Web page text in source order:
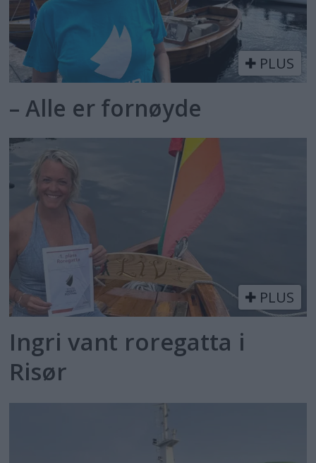
PLUS
– Alle er fornøyde
PLUS
Ingri vant roregatta i
Risør